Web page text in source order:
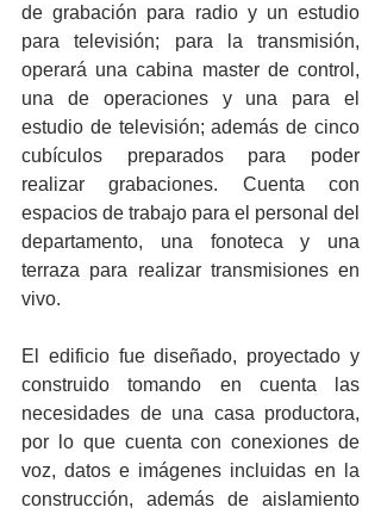
de grabación para radio y un estudio
para televisión; para la transmisión,
operará una cabina master de control,
una de operaciones y una para el
estudio de televisión; además de cinco
cubículos preparados para poder
realizar grabaciones. Cuenta con
espacios de trabajo para el personal del
departamento, una fonoteca y una
terraza para realizar transmisiones en
vivo.
El edificio fue diseñado, proyectado y
construido tomando en cuenta las
necesidades de una casa productora,
por lo que cuenta con conexiones de
voz, datos e imágenes incluidas en la
construcción, además de aislamiento